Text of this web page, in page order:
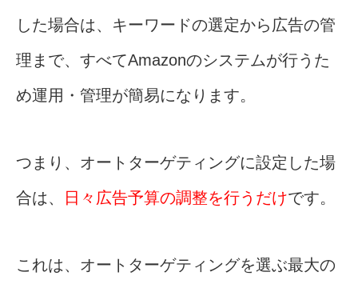
した場合は、キーワードの選定から広告の管
理まで、すべてAmazonのシステムが行うた
め運用・管理が簡易になります。
つまり、オートターゲティングに設定した場
合は、
日々広告予算の調整を行うだけです。
これは、オートターゲティングを選ぶ最大の